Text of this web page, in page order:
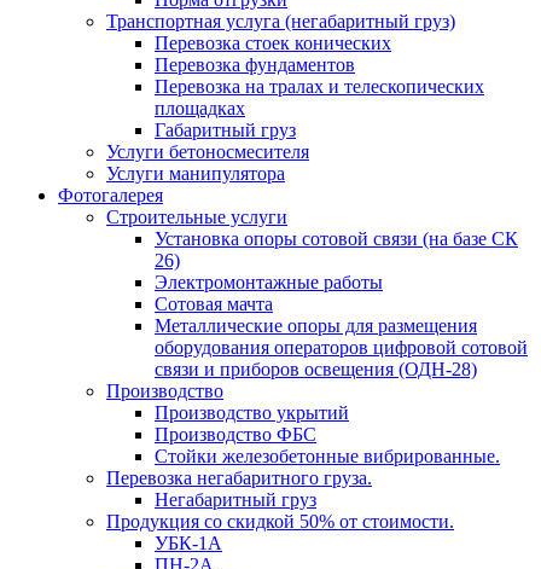
Транспортная услуга (негабаритный груз)
Перевозка стоек конических
Перевозка фундаментов
Перевозка на тралах и телескопических
площадках
Габаритный груз
Услуги бетоносмесителя
Услуги манипулятора
Фотогалерея
Строительные услуги
Установка опоры сотовой связи (на базе СК
26)
Электромонтажные работы
Сотовая мачта
Металлические опоры для размещения
оборудования операторов цифровой сотовой
связи и приборов освещения (ОДН-28)
Производство
Производство укрытий
Производство ФБС
Стойки железобетонные вибрированные.
Перевозка негабаритного груза.
Негабаритный груз
Продукция со скидкой 50% от стоимости.
УБК-1А
ПН-2А